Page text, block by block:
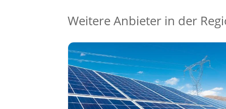
Weitere Anbieter in der